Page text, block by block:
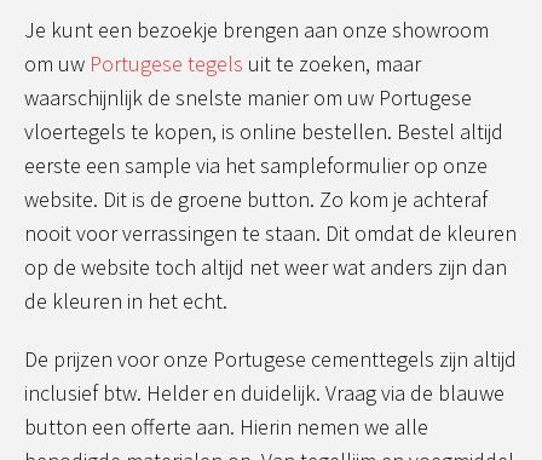
Je kunt een bezoekje brengen aan onze showroom
om uw Portugese tegels uit te zoeken, maar
waarschijnlijk de snelste manier om uw Portugese
vloertegels te kopen, is online bestellen. Bestel altijd
eerste een sample via het sampleformulier op onze
website. Dit is de groene button. Zo kom je achteraf
nooit voor verrassingen te staan. Dit omdat de kleuren
op de website toch altijd net weer wat anders zijn dan
de kleuren in het echt.
De prijzen voor onze Portugese cementtegels zijn altijd
inclusief btw. Helder en duidelijk. Vraag via de blauwe
button een offerte aan. Hierin nemen we alle